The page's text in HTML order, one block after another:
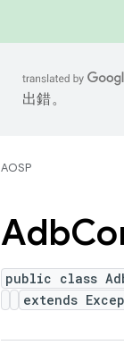
出錯。
AOSP
Adb
public class
extends